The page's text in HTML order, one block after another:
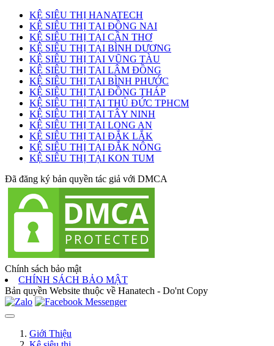
KỆ SIÊU THỊ HANATECH
KỆ SIÊU THỊ TẠI ĐỒNG NAI
KỆ SIÊU THỊ TẠI CẦN THƠ
KỆ SIÊU THỊ TẠI BÌNH DƯƠNG
KỆ SIÊU THỊ TẠI VŨNG TÀU
KỆ SIÊU THỊ TẠI LÂM ĐỒNG
KỆ SIÊU THỊ TẠI BÌNH PHƯỚC
KỆ SIÊU THỊ TẠI ĐỒNG THÁP
KỆ SIÊU THỊ TẠI THỦ ĐỨC TPHCM
KỆ SIÊU THỊ TẠI TÂY NINH
KỆ SIÊU THỊ TẠI LONG AN
KỆ SIÊU THỊ TẠI ĐẮK LẮK
KỆ SIÊU THỊ TẠI ĐẮK NÔNG
KỆ SIÊU THỊ TẠI KON TUM
Đã đăng ký bản quyền tác giả với DMCA
Chính sách bảo mật
CHÍNH SÁCH BẢO MẬT
Bản quyền Website thuộc về Hanatech - Do'nt Copy
Giới Thiệu